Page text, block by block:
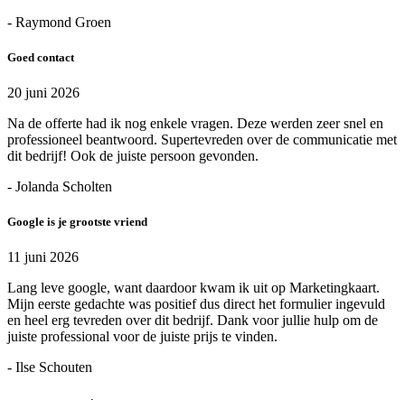
- Raymond Groen
Goed contact
20 juni 2026
Na de offerte had ik nog enkele vragen. Deze werden zeer snel en
professioneel beantwoord. Supertevreden over de communicatie met
dit bedrijf! Ook de juiste persoon gevonden.
- Jolanda Scholten
Google is je grootste vriend
11 juni 2026
Lang leve google, want daardoor kwam ik uit op Marketingkaart.
Mijn eerste gedachte was positief dus direct het formulier ingevuld
en heel erg tevreden over dit bedrijf. Dank voor jullie hulp om de
juiste professional voor de juiste prijs te vinden.
- Ilse Schouten